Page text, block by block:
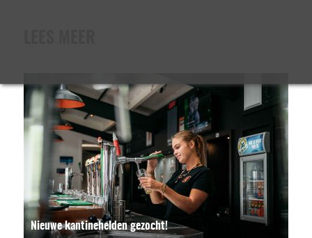
Nieuwe kantinehelden gezocht!